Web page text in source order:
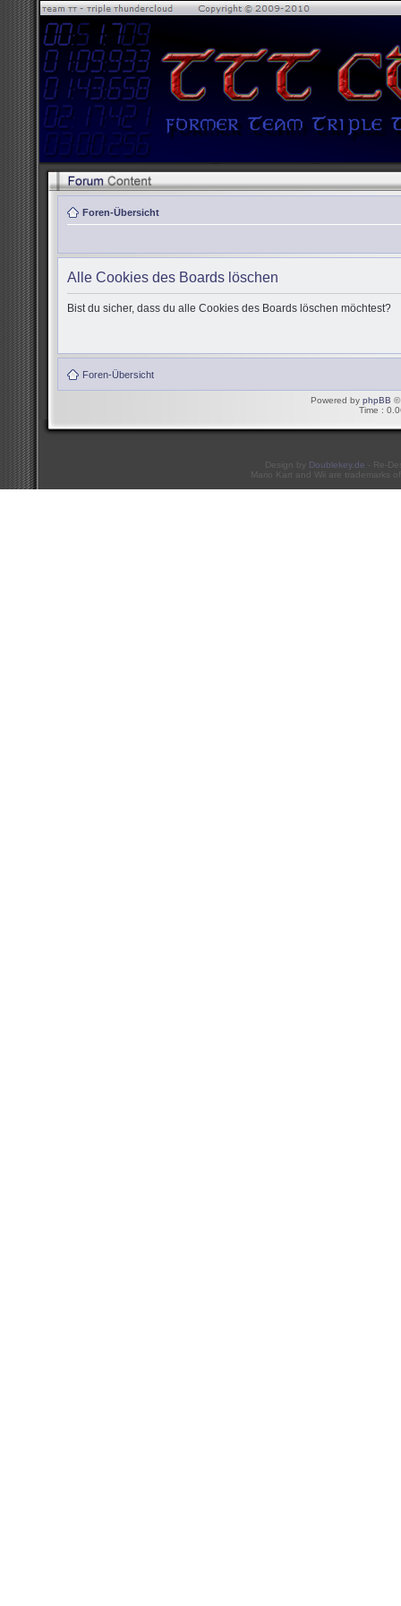
Foren-Übersicht
Alle Cookies des Boards löschen
Bist du sicher, dass du alle Cookies des Boards löschen möchtest?
Foren-Übersicht
Powered by phpBB ©
Time :
Design by Doublekey.de - Re-
Mario Kart and Wii are trademarks